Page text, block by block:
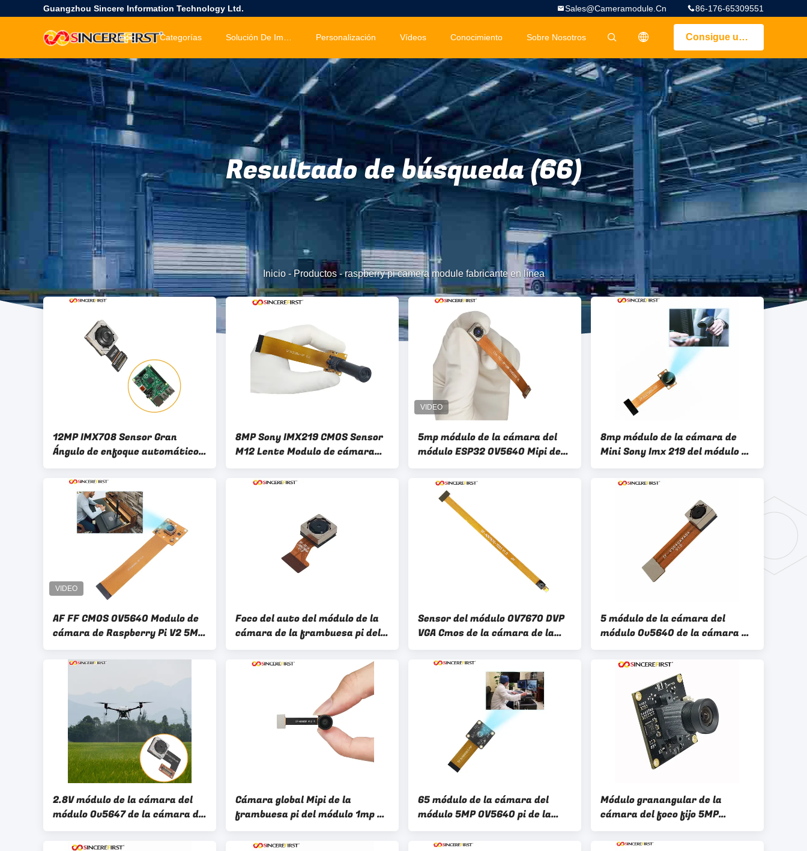
Guangzhou Sincere Information Technology Ltd. 86-176-65309551
Sales@cameramodule.cn
Consigue una cotización
描述
Inicio Categorías Personalización Vídeos Conocimiento Sobre Nosotros
Resultado de búsqueda (66)
Inicio- Productos-raspberry pi camera module fabricante en línea
12MP IMX708 Sensor Gran
Ángulo de enfoque automático
Modulo de cámara Raspberry Pi
8MP Sony IMX219 CMOS Sensor
M12 Lente Modulo de cámara
Raspberry Pi
5mp módulo de la cámara del
módulo ESP32 OV5640 Mipi de
la cámara de la frambuesa pi
8mp módulo de la cámara de
Mini Sony Imx 219 del módulo de
la cámara de la frambuesa pi
AF FF CMOS OV5640 Modulo de
cámara de Raspberry Pi V2 5MP
Hd Mipi Modulo de cámara
Foco del auto del módulo de la
cámara de la frambuesa pi del
módulo IMX219 de la cámara de
8MP Cmos 75 grados
Sensor del módulo OV7670 DVP
VGA Cmos de la cámara de la
frambuesa pi de ESP32 0.3mp
5 módulo de la cámara del
módulo Ov5640 de la cámara de
la frambuesa pi del megapíxel
para la leva Esp32
2.8V módulo de la cámara del
módulo Ov5647 de la cámara de
la frambuesa pi 60 grados
Cámara global Mipi de la
frambuesa pi del módulo 1mp de
la cámara del obturador de
Arducam OV9281
65 módulo de la cámara del
módulo 5MP OV5640 pi de la
cámara de la lente MIPI del
grado
Módulo granangular de la
cámara del foco fijo 5MP
OV5640 USB de la frambuesa pi